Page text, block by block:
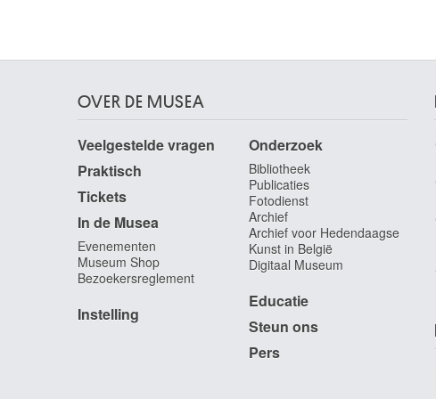
Saint-Denis / Parijs (Frankrijk) 1910 - Luik 1998
Reychler Rita
Reynolds John
Auckland (Nieuw-Zeeland) 1956
Reynolds Joshua
Plympton, Devon (Engeland, Verenigd Koninkrijk)
1723 - Londen (Engeland, Verenigd Koninkrijk)
Ricard Gustave
Marseille, Bouches-du-Rhône (Frankrijk) 1823 -
Parijs (Frankrijk) 1873
Ricciolini Niccolo
OVER DE MUSEA
Veelgestelde vragen
Praktisch
Tickets
In de Musea
Evenementen
Museum Shop
Bezoekersreglement
Instelling
Onderzoek
Bibliotheek
Publicaties
Fotodienst
Archief
Archief voor Hedendaagse
Kunst in België
Digitaal Museum
Educatie
Steun ons
Pers